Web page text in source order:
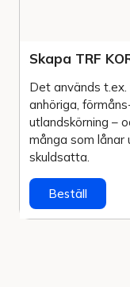
Skapa TRF
Det används t.ex.
anhöriga,
utlands­körning –
många som lånar
skuldsatta.
Beställ